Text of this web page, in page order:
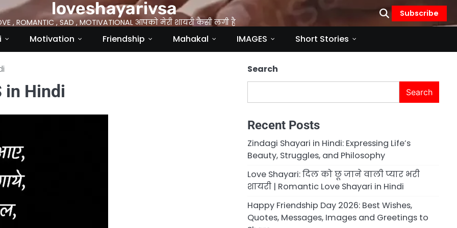
loveshayarivsa
, ROMANTIC , SAD , MOTIVATIONAL आपको मेरी शायरी कैसी लगी है
Subscribe
Motivation Friendship Mahakal IMAGES Short Stories
in Hindi
Search
Search
Recent Posts
Zindagi Shayari in Hindi: Expressing Life’s
Beauty, Struggles, and Philosophy
Love Shayari: दिल को छू जाने वाली प्यार भरी
शायरी | Romantic Love Shayari in Hindi
Happy Friendship Day 2026: Best Wishes,
Quotes, Messages, Images and Greetings to